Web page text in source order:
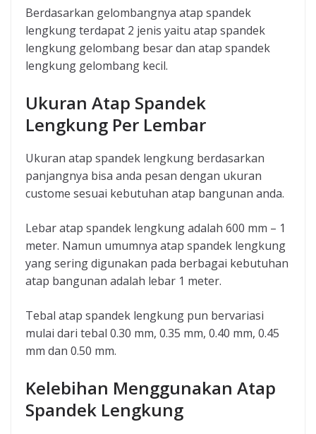
Berdasarkan gelombangnya atap spandek
lengkung terdapat 2 jenis yaitu atap spandek
lengkung gelombang besar dan atap spandek
lengkung gelombang kecil.
Ukuran Atap Spandek
Lengkung Per Lembar
Ukuran atap spandek lengkung berdasarkan
panjangnya bisa anda pesan dengan ukuran
custome sesuai kebutuhan atap bangunan anda.
Lebar atap spandek lengkung adalah 600 mm – 1
meter. Namun umumnya atap spandek lengkung
yang sering digunakan pada berbagai kebutuhan
atap bangunan adalah lebar 1 meter.
Tebal atap spandek lengkung pun bervariasi
mulai dari tebal 0.30 mm, 0.35 mm, 0.40 mm, 0.45
mm dan 0.50 mm.
Kelebihan Menggunakan Atap
Spandek Lengkung